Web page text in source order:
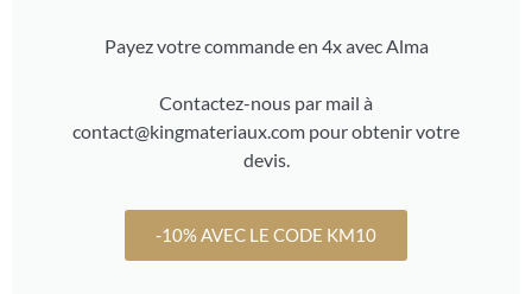
Payez votre commande en 4x avec Alma
Contactez-nous par mail à
contact@kingmateriaux.com pour obtenir votre
devis.
-10% AVEC LE CODE KM10